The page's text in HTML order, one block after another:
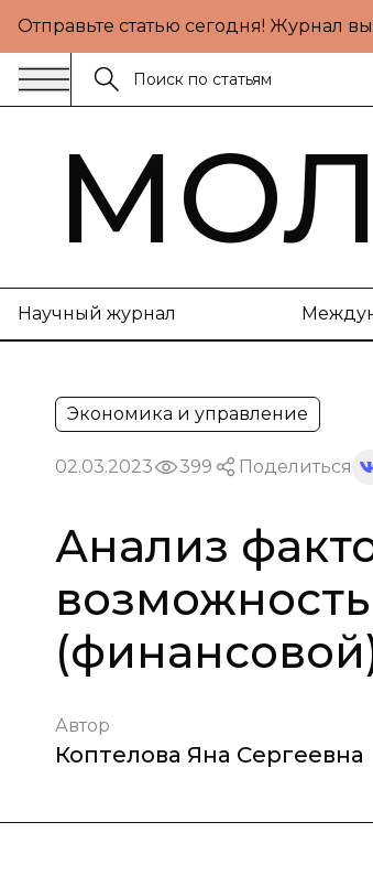
Отправьте статью сегодня! Журнал
Научный журнал
Экономика и управление
02.03.2023 399 Поделиться
Анализ
Автор
Коптелова Яна Сергеевна